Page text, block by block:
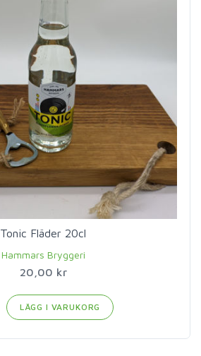
Tonic Fläder 20cl
Hammars Bryggeri
20,00 kr
LÄGG I VARUKORG